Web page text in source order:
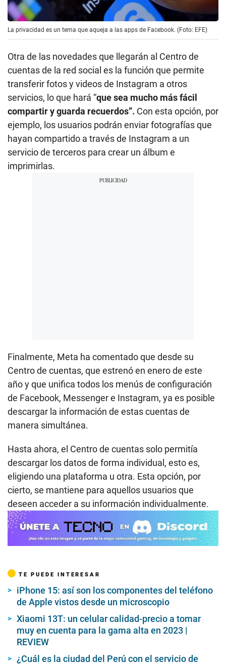
La privacidad es un tema que aqueja a las apps de Facebook. (Foto: EFE)
Otra de las novedades que llegarán al Centro de
cuentas de la red social es la función que permite
transferir fotos y videos de Instagram a otros
servicios, lo que hará “que sea mucho más fácil
compartir y guarda recuerdos”. Con esta opción, por
ejemplo, los usuarios podrán enviar fotografías que
hayan compartido a través de Instagram a un
servicio de terceros para crear un álbum e
imprimirlas.
Finalmente, Meta ha comentado que desde su
Centro de cuentas, que estrenó en enero de este
año y que unifica todos los menús de configuración
de Facebook, Messenger e Instagram, ya es posible
descargar la información de estas cuentas de
manera simultánea.
Hasta ahora, el Centro de cuentas solo permitía
descargar los datos de forma individual, esto es,
eligiendo una plataforma u otra. Esta opción, por
cierto, se mantiene para aquellos usuarios que
deseen acceder a su información individualmente.
TE PUEDE INTERESAR
iPhone 15: así son los componentes del teléfono
de Apple vistos desde un microscopio
Xiaomi 13T: un celular calidad-precio a tomar
muy en cuenta para la gama alta en 2023 |
REVIEW
¿Cuál es la ciudad del Perú con el servicio de